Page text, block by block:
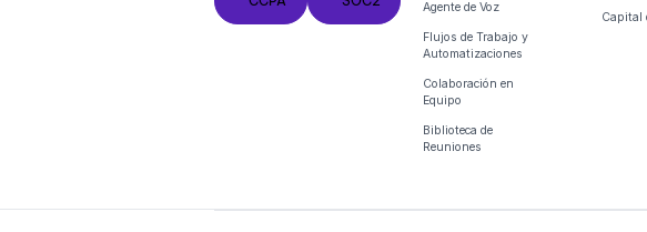
Agente de Voz
Flujos de Trabajo y
Automatizaciones
Colaboración en
Equipo
Biblioteca de
Reuniones
Capital